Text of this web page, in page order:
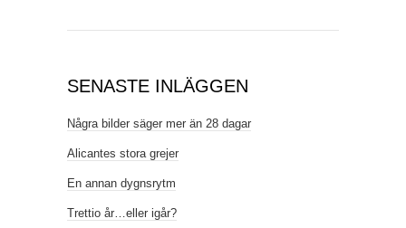
SENASTE INLÄGGEN
Några bilder säger mer än 28 dagar
Alicantes stora grejer
En annan dygnsrytm
Trettio år…eller igår?